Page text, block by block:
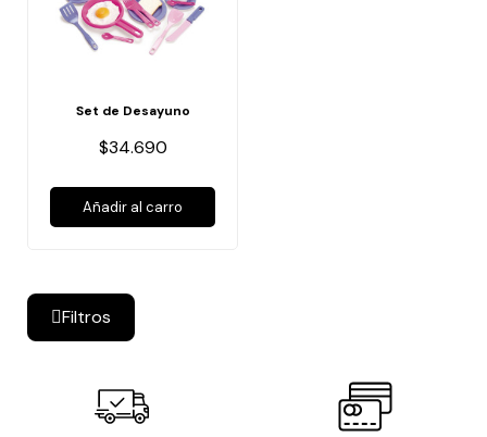
Filtros
Set de Desayuno
$34.690
Añadir al carro